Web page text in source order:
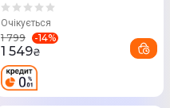
Очікується
1 799 -14%
1 549₴